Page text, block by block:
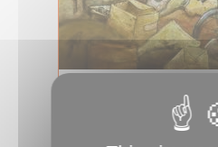
Conte d’aujourd’hui
Il y a deux ans, la